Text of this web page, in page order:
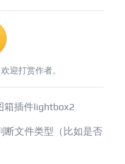
迎打赏作者。
箱插件lightbox2
断文件类型（比如是否